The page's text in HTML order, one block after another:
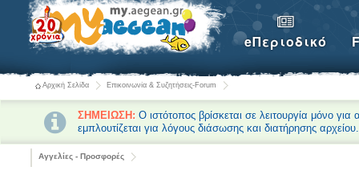
eΠεριοδικό
Αρχική Σελίδα Επικοινωνία & Συζητήσεις-Forum
ΣΗΜΕΙΩΣΗ: Ο ιστότοπος βρίσκεται σε λειτουργία μόνο
εμπλουτίζεται για λόγους διάσωσης και διατήρησης αρχείου.
Αγγελίες - Προσφορές